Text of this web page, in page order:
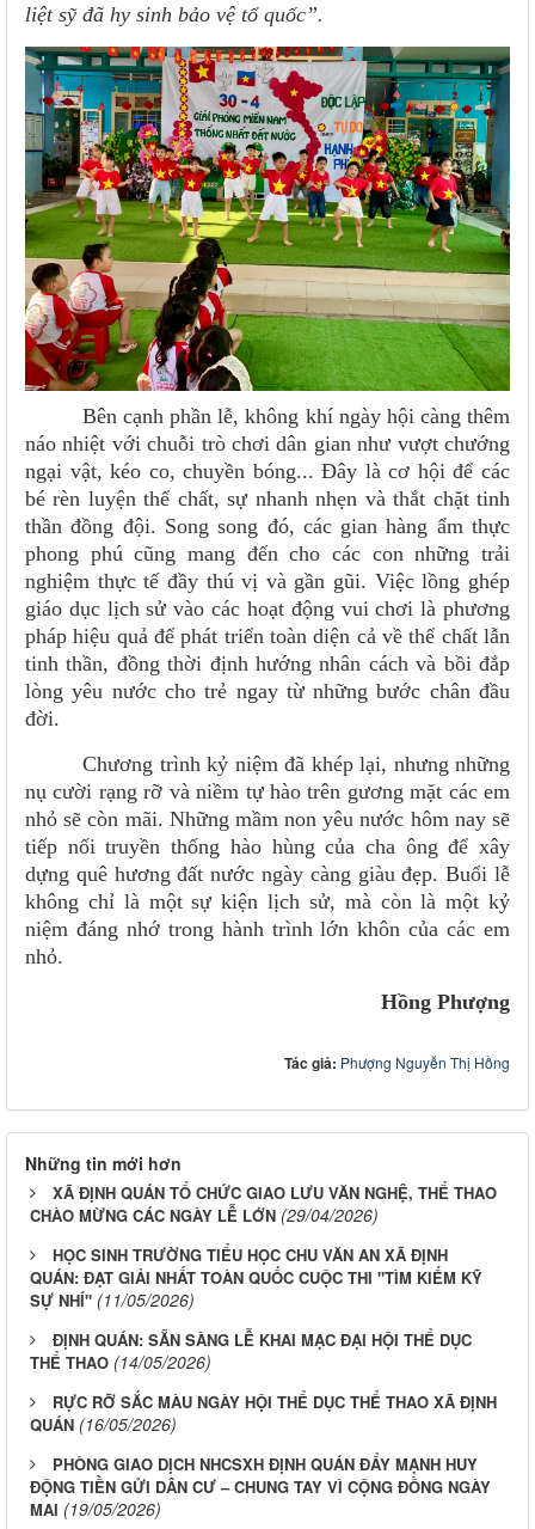
liệt sỹ đã hy sinh bảo vệ tổ quốc”.
Bên cạnh phần lễ, không khí ngày hội càng thêm
náo nhiệt với chuỗi trò chơi dân gian như vượt chướng
ngại vật, kéo co, chuyền bóng... Đây là cơ hội để các
bé rèn luyện thể chất, sự nhanh nhẹn và thắt chặt tinh
thần đồng đội. Song song đó, các gian hàng ẩm thực
phong phú cũng mang đến cho các con những trải
nghiệm thực tế đầy thú vị và gần gũi. Việc lồng ghép
giáo dục lịch sử vào các hoạt động vui chơi là phương
pháp hiệu quả để phát triển toàn diện cả về thể chất lẫn
tinh thần, đồng thời định hướng nhân cách và bồi đắp
lòng yêu nước cho trẻ ngay từ những bước chân đầu
đời.
Chương trình kỷ niệm đã khép lại, nhưng những
nụ cười rạng rỡ và niềm tự hào trên gương mặt các em
nhỏ sẽ còn mãi. Những mầm non yêu nước hôm nay sẽ
tiếp nối truyền thống hào hùng của cha ông để xây
dựng quê hương đất nước ngày càng giàu đẹp. Buổi lễ
không chỉ là một sự kiện lịch sử, mà còn là một kỷ
niệm đáng nhớ trong hành trình lớn khôn của các em
nhỏ.
Hồng Phượng
Tác giả: Phượng Nguyễn Thị Hồng
Những tin mới hơn
XÃ ĐỊNH QUÁN TỔ CHỨC GIAO LƯU VĂN NGHỆ, THỂ THAO
CHÀO MỪNG CÁC NGÀY LỄ LỚN (29/04/2026)
HỌC SINH TRƯỜNG TIỂU HỌC CHU VĂN AN XÃ ĐỊNH
QUÁN: ĐẠT GIẢI NHẤT TOÀN QUỐC CUỘC THI "TÌM KIẾM KỸ
SỰ NHÍ" (11/05/2026)
ĐỊNH QUÁN: SẴN SÀNG LỄ KHAI MẠC ĐẠI HỘI THỂ DỤC
THỂ THAO (14/05/2026)
RỰC RỠ SẮC MÀU NGÀY HỘI THỂ DỤC THỂ THAO XÃ ĐỊNH
QUÁN (16/05/2026)
PHÒNG GIAO DỊCH NHCSXH ĐỊNH QUÁN ĐẨY MẠNH HUY
ĐỘNG TIỀN GỬI DÂN CƯ – CHUNG TAY VÌ CỘNG ĐỒNG NGÀY
MAI (19/05/2026)